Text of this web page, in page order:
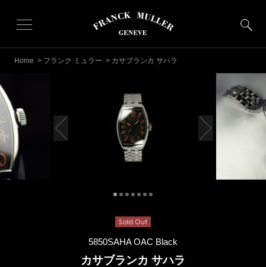
Home > フランク ミュラー > カサブランカ サハラ
5850SAHA OAC Black
カサブランカ サハラ